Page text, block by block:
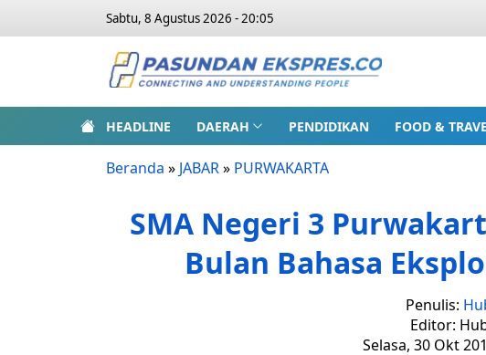
Sabtu, 8 Agustus 2026 - 20:05
HEADLINE DAERAH PENDIDIKAN FOOD &
Beranda » JABAR» PURWAKARTA
SMA Negeri 3
Bulan Bahasa
Penulis:
Editor:
Selasa, 30 Okt